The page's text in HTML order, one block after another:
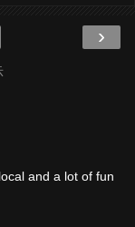
›
and a lot of fun